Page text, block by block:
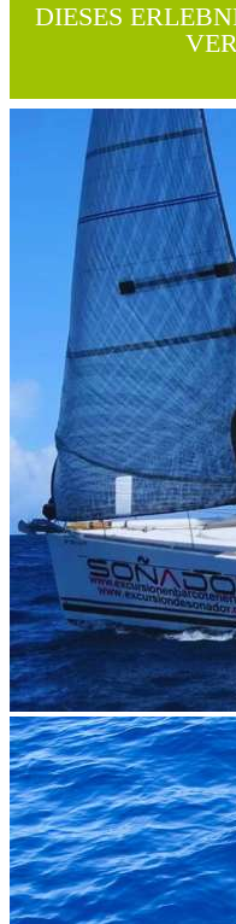
DIESES